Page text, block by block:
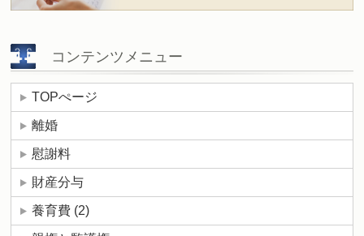
コンテンツメニュー
TOPぺージ
離婚
慰謝料
財産分与
養育費 (2)